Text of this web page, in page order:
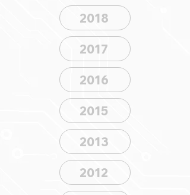
2018
2017
2016
2015
2013
2012